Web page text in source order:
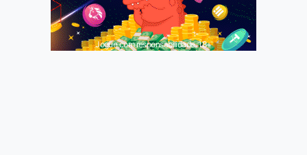
Jogue com responsabilidade. 18+